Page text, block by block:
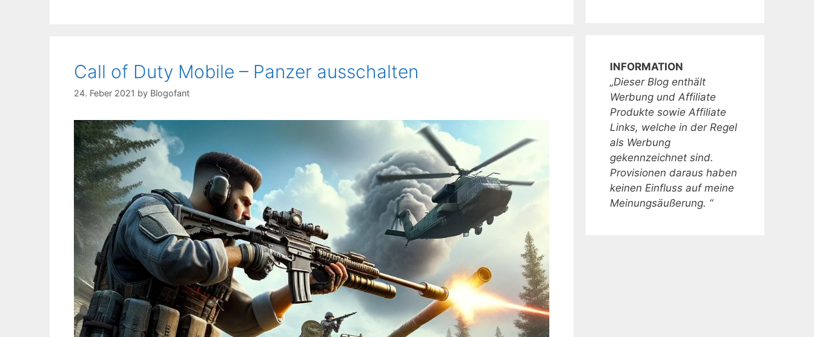
Call of Duty Mobile – Panzer ausschalten
24. Feber 2021 by Blogofant
INFORMATION
„Dieser Blog enthält
Werbung und Affiliate
Produkte sowie Affiliate
Links, welche in der Regel
als Werbung
gekennzeichnet sind.
Provisionen daraus haben
keinen Einfluss auf meine
Meinungsäußerung. “